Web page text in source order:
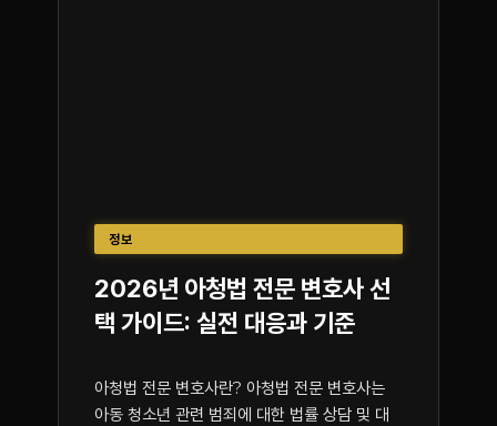
정보
2026년 아청법 전문 변호사 선
택 가이드: 실전 대응과 기준
아청법 전문 변호사란? 아청법 전문 변호사는
아동 청소년 관련 범죄에 대한 법률 상담 및 대